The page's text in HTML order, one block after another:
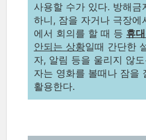
사용할 수가 있다. 방해금
하니, 잠을 자거나 극장
에서 회의를 할 때 등 휴
안되는 상황일때 간단한
자, 알림 등을 울리지 않
자는 영화를 볼때나 잠을
활용한다.